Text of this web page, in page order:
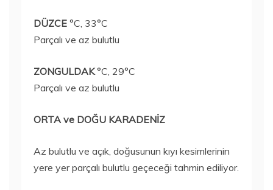
DÜZCE °C, 33°C
Parçalı ve az bulutlu
ZONGULDAK°C, 29°C
Parçalı ve az bulutlu
ORTA ve DOĞU KARADENİZ
Az bulutlu ve açık, doğusunun kıyı kesimlerinin
yere yer parçalı bulutlu geçeceği tahmin ediliyor.